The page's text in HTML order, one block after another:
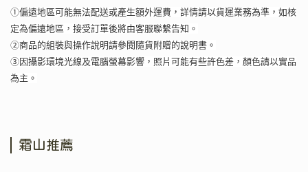
①偏遠地區可能無法配送或產生額外運費，詳情請以貨運業務為準，如核
定為偏遠地區，接受訂單後將由客服聯繫告知。
②商品的組裝與操作說明請參閱隨貨附贈的說明書。
③因攝影環境光線及電腦螢幕影響，照片可能有些許色差，顏色請以實品
為主。
霜山推薦